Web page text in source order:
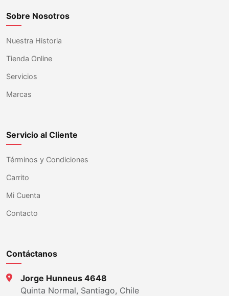
Sobre Nosotros
Nuestra Historia
Tienda Online
Servicios
Marcas
Servicio al Cliente
Términos y Condiciones
Carrito
Mi Cuenta
Contacto
Contáctanos
Jorge Hunneus 4648
Quinta Normal, Santiago, Chile